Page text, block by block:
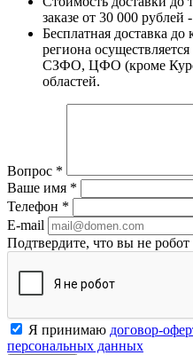
заказе от 30 000 рублей
Бесплатная доставка
региона
СЗФО, ЦФО (кроме
областей.
Вопрос *
Ваше имя *
Телефон *
E-mail
Подтвердите, что вы не робот
Я принимаю договор-
персональных данных